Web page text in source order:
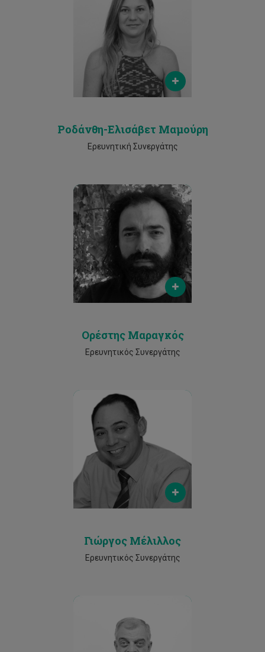
Email
rodanthi.mamouri@cut.ac.cy
Phone
2500 2247
Ροδάνθη-Ελισάβετ Μαμούρη
Ερευνητική Συνεργάτης
Email
orestes.marangos@cut.ac.cy
Phone
2524 5006
Ορέστης Μαραγκός
Ερευνητικός Συνεργάτης
Email
georgios.n.melillos@cut.ac.cy
Phone
96428378
Γιώργος Μέλιλλος
Ερευνητικός Συνεργάτης
Email
silas.michaelides@cut.ac.cy